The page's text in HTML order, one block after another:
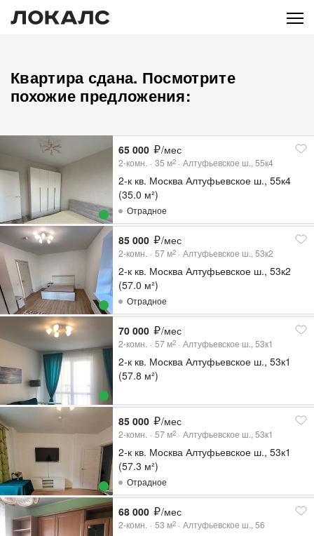
Квартира сдана. Посмотрите
похожие предложения:
65 000 /мес
2-комн. 35 м2 Алтуфьевское ш., 55к4
2-к кв. Москва Алтуфьевское ш., 55к4
(35.0 м²)
Отрадное
85 000 /мес
2-комн. 57 м2 Алтуфьевское ш., 53к2
2-к кв. Москва Алтуфьевское ш., 53к2
(57.0 м²)
Отрадное
70 000 /мес
2-комн. 57 м2 Алтуфьевское ш., 53к1
2-к кв. Москва Алтуфьевское ш., 53к1
(57.8 м²)
85 000 /мес
2-комн. 57 м2 Алтуфьевское ш., 53к1
2-к кв. Москва Алтуфьевское ш., 53к1
(57.3 м²)
Отрадное
68 000 /мес
2-комн. 53 м2 Алтуфьевское ш., 56